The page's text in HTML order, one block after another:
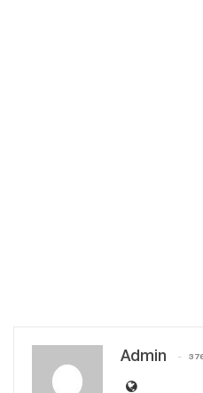
Admin